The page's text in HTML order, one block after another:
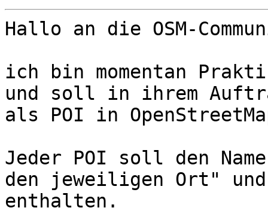
Hallo an die OSM-
ich bin momentan
und soll in ihrem
als POI in
Jeder POI soll den
den jeweiligen Ort" und
enthalten.